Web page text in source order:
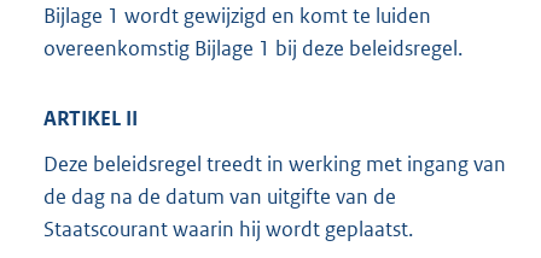
Bijlage 1 wordt gewijzigd en komt te luiden
overeenkomstig Bijlage 1 bij deze beleidsregel.
ARTIKEL II
Deze beleidsregel treedt in werking met ingang van
de dag na de datum van uitgifte van de
Staatscourant waarin hij wordt geplaatst.